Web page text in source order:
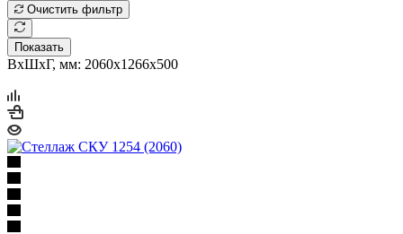
Очистить фильтр
Показать
ВхШхГ, мм: 2060x1266x500